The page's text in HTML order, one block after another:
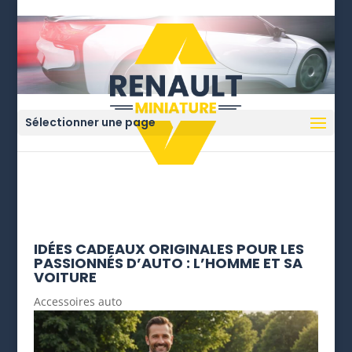
Sélectionner une page
IDÉES CADEAUX ORIGINALES POUR LES
PASSIONNÉS D’AUTO : L’HOMME ET SA
VOITURE
Accessoires auto